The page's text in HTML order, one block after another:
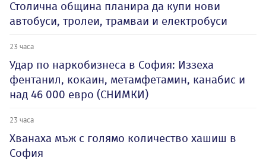
Столична община планира да купи нови
автобуси, тролеи, трамваи и електробуси
23 часа
Удар по наркобизнеса в София: Иззеха
фентанил, кокаин, метамфетамин, канабис и
над 46 000 евро (СНИМКИ)
23 часа
Хванаха мъж с голямо количество хашиш в
София